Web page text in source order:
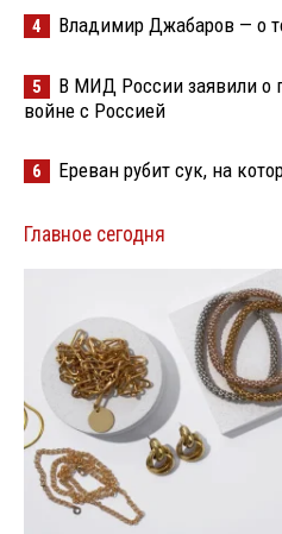
4 Владимир Джабаров — о
5
В МИД России заявили о
войне с Россией
6 Ереван рубит сук, на
Главное сегодня